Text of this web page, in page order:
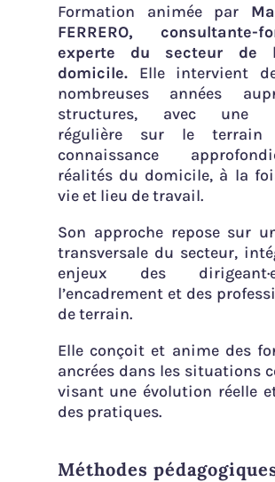
Formation animée par
FERRERO, consultante-
experte du secteur de
domicile.Elle intervient
nombreuses années
structures, avec une
régulière sur le
connaissance
réalités du domicile, à la
vie et lieu de travail.
Son approche repose sur
transversale du secteur,
enjeux des
l’encadrement et des
de terrain.
Elle conçoit et anime des
ancrées dans les situations
visant une évolution réelle
des pratiques.
Méthodes